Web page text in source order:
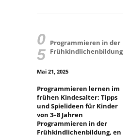
Programmieren in der
Frühkindlichenbildung
Mai 21, 2025
Programmieren lernen im
frühen Kindesalter: Tipps
und Spielideen für Kinder
von 3–8 Jahren
Programmieren in der
Frühkindlichenbildung, en